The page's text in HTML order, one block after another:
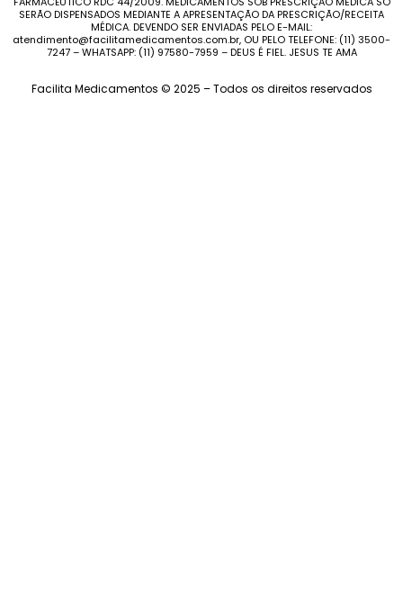
SERÃO DISPENSADOS MEDIANTE A APRESENTAÇÃO DA PRESCRIÇÃO/RECEITA
MÉDICA. DEVENDO SER ENVIADAS PELO E-MAIL:
atendimento@facilitamedicamentos.com.br, OU PELO TELEFONE: (11) 3500-
7247 – WHATSAPP: (11) 97580-7959 – DEUS É FIEL. JESUS TE AMA
Facilita Medicamentos © 2025 – Todos os direitos reservados